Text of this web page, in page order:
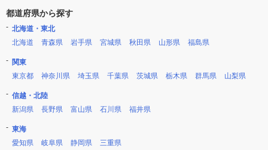
都道府県から探す
北海道・東北
北海道
青森県 岩手県 宮城県 秋田県 山形県 福島県
関東
東京都
神奈川県 埼玉県 千葉県 茨城県 栃木県 群馬県 山梨県
信越・北陸
新潟県
長野県 富山県 石川県 福井県
東海
愛知県
岐阜県 静岡県 三重県